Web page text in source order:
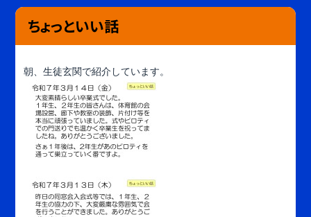
ちょっといい話
朝、生徒玄関で紹介しています。